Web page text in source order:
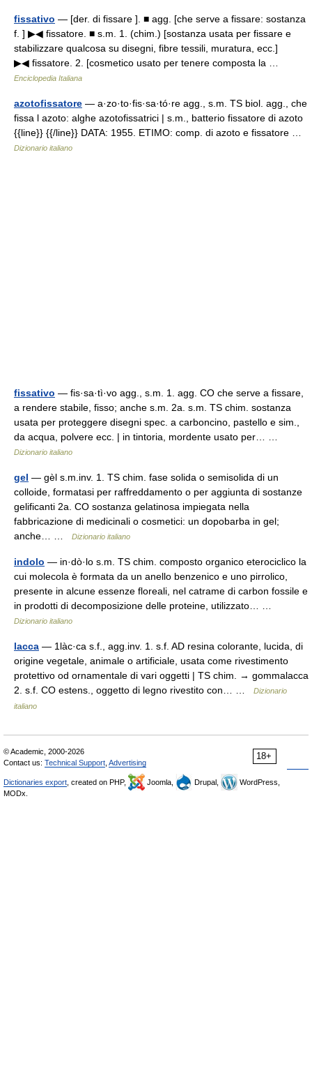
fissativo — [der. di fissare ]. ■ agg. [che serve a fissare: sostanza
f. ] ▶◀ fissatore. ■ s.m. 1. (chim.) [sostanza usata per fissare e
stabilizzare qualcosa su disegni, fibre tessili, muratura, ecc.]
▶◀ fissatore. 2. [cosmetico usato per tenere composta la …
Enciclopedia Italiana
azotofissatore — a·zo·to·fis·sa·tó·re agg., s.m. TS biol. agg., che
fissa l azoto: alghe azotofissatrici | s.m., batterio fissatore di azoto
{{line}} {{/line}} DATA: 1955. ETIMO: comp. di azoto e fissatore …
Dizionario italiano
fissativo — fis·sa·tì·vo agg., s.m. 1. agg. CO che serve a fissare,
a rendere stabile, fisso; anche s.m. 2a. s.m. TS chim. sostanza
usata per proteggere disegni spec. a carboncino, pastello e sim.,
da acqua, polvere ecc. | in tintoria, mordente usato per… …
Dizionario italiano
gel — gèl s.m.inv. 1. TS chim. fase solida o semisolida di un
colloide, formatasi per raffreddamento o per aggiunta di sostanze
gelificanti 2a. CO sostanza gelatinosa impiegata nella
fabbricazione di medicinali o cosmetici: un dopobarba in gel;
anche… …
Dizionario italiano
indolo — in·dò·lo s.m. TS chim. composto organico eterociclico la
cui molecola è formata da un anello benzenico e uno pirrolico,
presente in alcune essenze floreali, nel catrame di carbon fossile e
in prodotti di decomposizione delle proteine, utilizzato… …
Dizionario italiano
lacca — 1làc·ca s.f., agg.inv. 1. s.f. AD resina colorante, lucida, di
origine vegetale, animale o artificiale, usata come rivestimento
protettivo od ornamentale di vari oggetti | TS chim. → gommalacca
2. s.f. CO estens., oggetto di legno rivestito con… …
Dizionario
italiano
18+
© Academic, 2000-2026
Contact us: Technical Support Advertising
Dictionaries export , created on PHP, Joomla, Drupal,
WordPress,
MODx.